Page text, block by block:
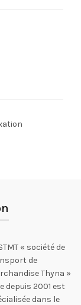
« société de
de
Thyna »
depuis 2001 est
dans le